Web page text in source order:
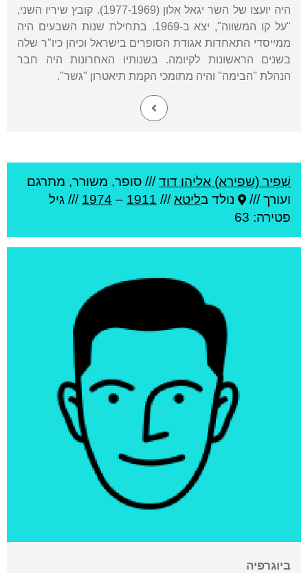
היה יועצו של השר יגאל אלון (1977-1969). קובץ שיריו השני,
"על קו המשווה", יצא ב-1969. בתחילת שנות השבעים היה
ממייסדי התאחדות אגודת הסופרים בישראל וכיהן כיו"ר שלה
בשנים הראשונות לקיומה. בשנותיו האחרונות היה חבר
הנהלת "הבימה" והיה מתומכי הקמת תיאטרון "גשר".
שַׁפִּיר (שפירא) אליהו דוד/// סופר, משורר, מתרגם
ועורך ///
נולד בליטא ///
1911
–
1974 /// גיל
פטירה: 63
ביוגרפיה